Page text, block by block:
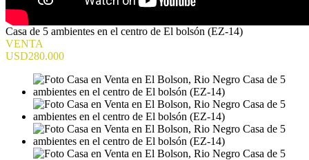
Casa de 5 ambientes en el centro de El bolsón (EZ-14)
VENTA
USD280.000